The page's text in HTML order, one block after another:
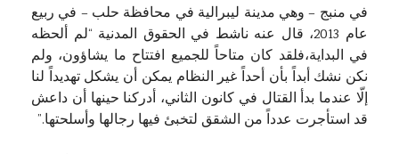
في منبج – وهي مدينة ليبرالية في محافظة حلب – في ربيع
عام 2013، قال عنه ناشط في الحقوق المدنية “لم ألحظه
في البداية،فلقد كان متاحاً للجميع افتتاح ما يشاؤون، ولم
نكن نشك أبداً بأن أحداً غير النظام يمكن أن يشكل تهديداً لنا
إلّا عندما بدأ القتال في كانون الثاني، أدركنا حينها أن داعش
قد استأجرت عدداً من الشقق لتخبئ فيها رجالها وأسلحتها.”